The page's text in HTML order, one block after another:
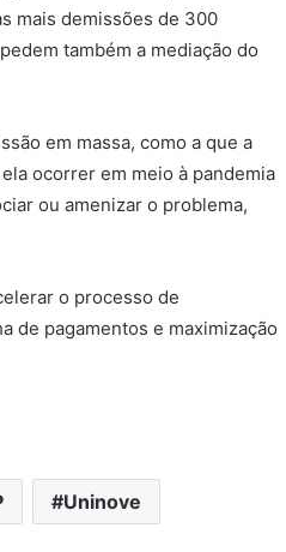
mais demissões de 300
também a mediação do
em massa, como a que a
ocorrer em meio à pandemia
ou amenizar o problema,
o processo de
de pagamentos e maximização
Uninove